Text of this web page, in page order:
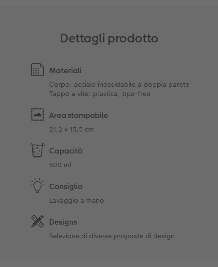
Dettagli prodotto
Materiali
Corpo: acciaio inossidabile a doppia parete
Tappo a vite: plastica, bpa-free
Area stampabile
21,2 x 15,5 cm
Capacità
500 ml
Consiglio
Lavaggio a mano
Designs
Selezione di diverse proposte di design